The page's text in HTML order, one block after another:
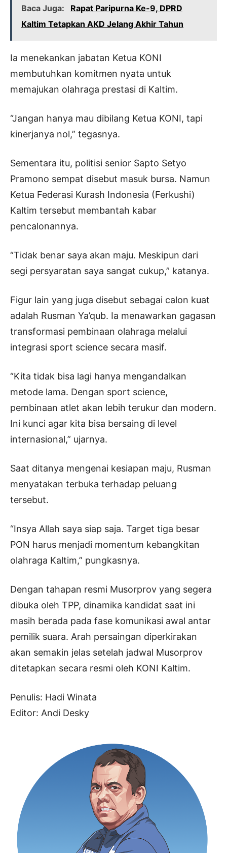
Baca Juga:
Rapat Paripurna Ke-9, DPRD
Kaltim Tetapkan AKD Jelang Akhir Tahun
Ia menekankan jabatan Ketua KONI
membutuhkan komitmen nyata untuk
memajukan olahraga prestasi di Kaltim.
“Jangan hanya mau dibilang Ketua KONI, tapi
kinerjanya nol,” tegasnya.
Sementara itu, politisi senior Sapto Setyo
Pramono sempat disebut masuk bursa. Namun
Ketua Federasi Kurash Indonesia (Ferkushi)
Kaltim tersebut membantah kabar
pencalonannya.
“Tidak benar saya akan maju. Meskipun dari
segi persyaratan saya sangat cukup,” katanya.
Figur lain yang juga disebut sebagai calon kuat
adalah Rusman Ya’qub. Ia menawarkan gagasan
transformasi pembinaan olahraga melalui
integrasi sport science secara masif.
“Kita tidak bisa lagi hanya mengandalkan
metode lama. Dengan sport science,
pembinaan atlet akan lebih terukur dan modern.
Ini kunci agar kita bisa bersaing di level
internasional,” ujarnya.
Saat ditanya mengenai kesiapan maju, Rusman
menyatakan terbuka terhadap peluang
tersebut.
“Insya Allah saya siap saja. Target tiga besar
PON harus menjadi momentum kebangkitan
olahraga Kaltim,” pungkasnya.
Dengan tahapan resmi Musorprov yang segera
dibuka oleh TPP, dinamika kandidat saat ini
masih berada pada fase komunikasi awal antar
pemilik suara. Arah persaingan diperkirakan
akan semakin jelas setelah jadwal Musorprov
ditetapkan secara resmi oleh KONI Kaltim.
Penulis: Hadi Winata
Editor: Andi Desky